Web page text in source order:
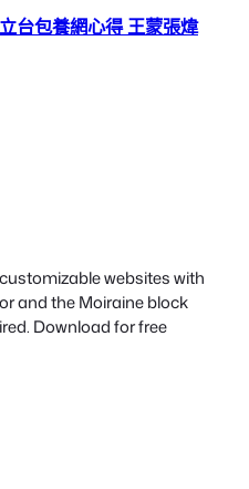
台包養網心得 王蒙張煒
websites with
and the Moiraine block
Download for free